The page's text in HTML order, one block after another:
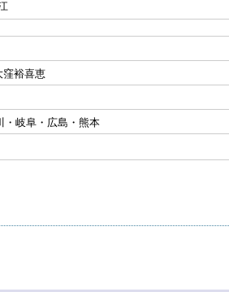
窪裕喜恵
・岐阜・広島・熊本